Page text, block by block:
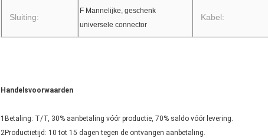
Sluiting:
F Mannelijke, geschenk
universele connector
Kabel:
Handelsvoorwaarden
1Betaling: T/T, 30% aanbetaling vóór productie, 70% saldo vóór levering.
2Productietijd: 10 tot 15 dagen tegen de ontvangen aanbetaling.